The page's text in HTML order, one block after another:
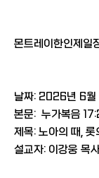
몬트레이한인제일
날짜: 2026년 6월
본문: 누가복음
제목: 노아의 때,
설교자: 이강웅 목